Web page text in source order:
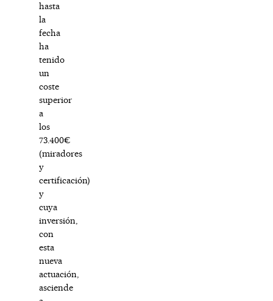
hasta
la
fecha
ha
tenido
un
coste
superior
a
los
73.400€
(miradores
y
certificación)
y
cuya
inversión,
con
esta
nueva
actuación,
asciende